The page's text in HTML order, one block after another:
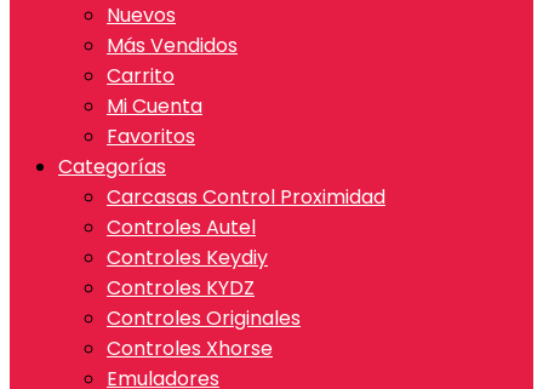
Nuevos
Más Vendidos
Carrito
Mi Cuenta
Favoritos
Categorías
Carcasas Control Proximidad
Controles Autel
Controles Keydiy
Controles KYDZ
Controles Originales
Controles Xhorse
Emuladores